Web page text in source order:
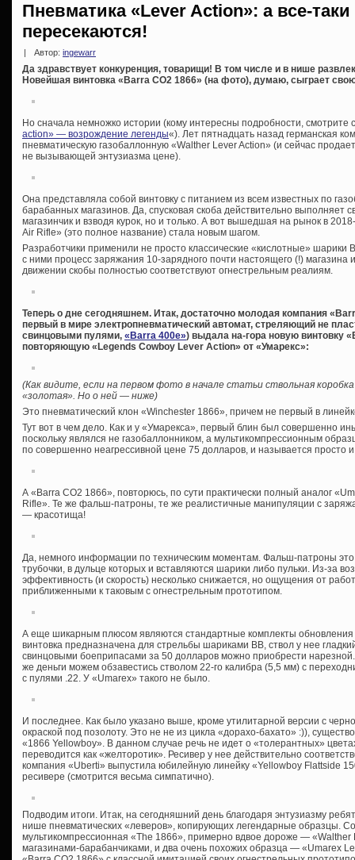
Пневматика «Lever Action»: а все-
пересекаются!
| Автор: ingewarr
Да здравствует конкуренция, товарищи! В том числе и в нише
Новейшая винтовка «Barra CO2 1866» (на фото), думаю, сыграет
Но сначала немножко истории (кому интересны подробности, смотрите
action» — возрождение легенды«). Лет пятнадцать назад германская
пневматическую газобаллонную «Walther Lever Action» (и сейчас
не вызывающей энтузиазма цене).
Она представляла собой винтовку с питанием из всем известных по
барабанных магазинов. Да, спусковая скоба действительно выполняет
магазинчик и взводя курок, но и только. А вот вышедшая на рынок в
Air Rifle» (это полное название) стала новым шагом.
Разработчики применили не просто классические «кислотные»
с ними процесс заряжания 10-зарядного почти настоящего (!) магазина
движении скобы полностью соответствуют огнестрельным реалиям.
Теперь о дне сегодняшнем. Итак, достаточно молодая компания
первый в мире электропневматический автомат, стреляющий не
свинцовыми пулями, «Barra 400e») выдала на-гора новую винтовку
повторяющую «Legends Cowboy Lever Action» от «Умарекс»:
(Как видите, если на первом фото в начале статьи ствольная
«золотая». Но о ней — ниже)
Это пневматический клон «Winchester 1866», причем не первый в
Тут вот в чем дело. Как и у «Умарекса», первый блин был совершенно
поскольку являлся не газобаллонником, а мультикомпрессионным
по совершенно неагрессивной цене 75 долларов, и называется просто
А «Barra CO2 1866», повторюсь, по сути практически полный аналог
Rifle». Те же фальш-патроны, те же реалистичные манипуляции с
— красотища!
Да, немного информации по техническим моментам. Фальш-патроны
трубочки, в дульце которых и вставляются шарики либо пульки. Из-за
эффективность (и скорость) несколько снижается, но ощущения от
приближенными к таковым с огнестрельным прототипом.
А еще шикарным плюсом являются стандартные комплекты обновления
винтовка предназначена для стрельбы шариками ВВ, ствол у нее
свинцовыми боеприпасами за 50 долларов можно приобрести
же деньги можем обзавестись стволом 22-го калибра (5,5 мм) с
с пулями .22. У «Umarex» такого не было.
И последнее. Как было указано выше, кроме утилитарной версии с
окраской под позолоту. Это не не из цикла «дорахо-бахато» :)),
«1866 Yellowboy». В данном случае речь не идет о «толерантных»
переводится как «желторотик». Ресивер у нее действительно
компания «Uberti» выпустила юбилейную линейку «Yellowboy Flattside
ресивере (смотрится весьма симпатично).
Подводим итоги. Итак, на сегодняшний день благодаря энтузиазму
нише пневматических «леверов», копирующих легендарные образцы.
мультикомпрессионная «The 1866», примерно вдвое дороже — «Walther
магазинами-барабанчиками, и два очень похожих образца — «Umarex